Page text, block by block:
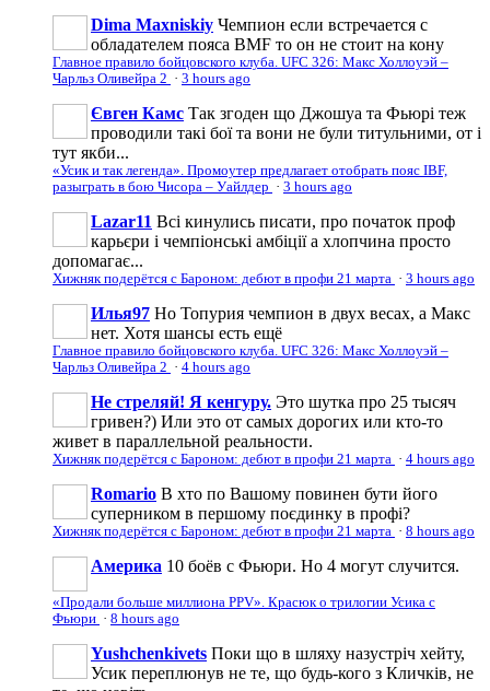
Dima Maxniskiy Чемпион если встречается с
обладателем пояса BMF то он не стоит на кону
Главное правило бойцовского клуба. UFC 326: Макс Холлоуэй –
Чарльз Оливейра 2 · 3 hours ago
Євген Камс Так згоден що Джошуа та Фьюрі теж
проводили такі бої та вони не були титульними, от і
тут якби...
«Усик и так легенда». Промоутер предлагает отобрать пояс IBF,
разыграть в бою Чисора – Уайлдер · 3 hours ago
Lazar11 Всі кинулись писати, про початок проф
карьєри і чемпіонські амбіції а хлопчина просто
допомагає...
Хижняк подерётся с Бароном: дебют в профи 21 марта · 3 hours ago
Илья97 Но Топурия чемпион в двух весах, а Макс
нет. Хотя шансы есть ещё
Главное правило бойцовского клуба. UFC 326: Макс Холлоуэй –
Чарльз Оливейра 2 · 4 hours ago
Не стреляй! Я кенгуру. Это шутка про 25 тысяч
гривен?) Или это от самых дорогих или кто-то
живет в параллельной реальности.
Хижняк подерётся с Бароном: дебют в профи 21 марта · 4 hours ago
Romario В хто по Вашому повинен бути його
суперником в першому поєдинку в профі?
Хижняк подерётся с Бароном: дебют в профи 21 марта · 8 hours ago
Америка 10 боёв с Фьюри. Но 4 могут случится.
«Продали больше миллиона PPV». Красюк о трилогии Усика с
Фьюри · 8 hours ago
Yushchenkivets Поки що в шляху назустріч хейту,
Усик переплюнув не те, що будь-кого з Кличків, не